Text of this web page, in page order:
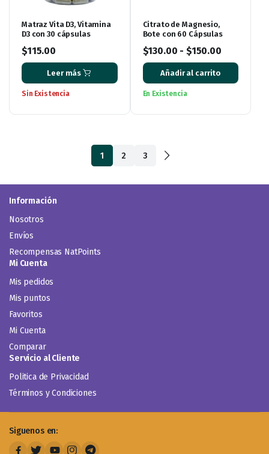
Matraz Vita D3, Vitamina
D3 con 30 cápsulas
$115.00
Leer más
Sin Existencia
Citrato de Magnesio,
Bote con 60 Cápsulas
$130.00 - $150.00
Añadir al carrito
En Existencia
1 2 3
Información
Nosotros
Envíos
Recompensas NatPoints
Mi Cuenta
Mis pedidos
Mis puntos
Favoritos
Mi Cuenta
Comparar
Servicio al Cliente
Politica de Privacidad
Términos y Condiciones
Siguenos en: